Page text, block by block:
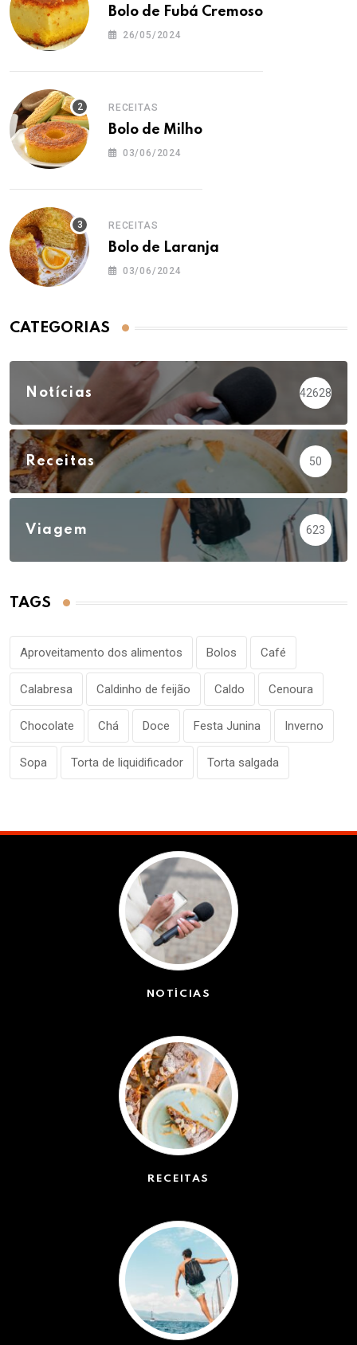
Bolo de Fubá Cremoso
26/05/2024
RECEITAS
Bolo de Milho
03/06/2024
RECEITAS
Bolo de Laranja
03/06/2024
CATEGORIAS
Notícias 42628
Receitas 50
Viagem 623
TAGS
Aproveitamento dos alimentos Bolos Café
Calabresa Caldinho de feijão Caldo Cenoura
Chocolate Chá Doce Festa Junina Inverno
Sopa Torta de liquidificador Torta salgada
NOTÍCIAS
RECEITAS